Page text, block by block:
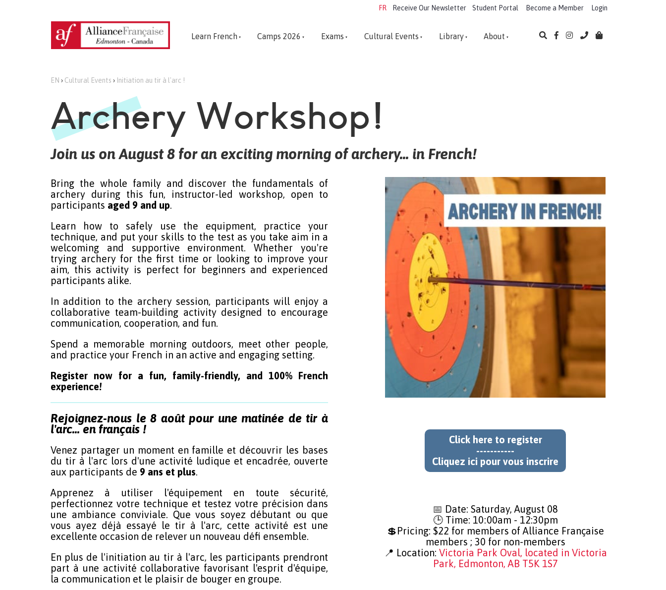
Login
Become a Member
FR Receive Our Newsletter Student Portal
Learn French Camps 2026 Exams Cultural Events Library About
EN › Cultural Events › Initiation au tir à l'arc !
Archery Workshop!
Join us on August 8 for an exciting morning of archery... in French!
Bring the whole family and discover the fundamentals of
archery during this fun, instructor-led workshop, open to
participants aged 9 and up.
Learn how to safely use the equipment, practice your
technique, and put your skills to the test as you take aim in a
welcoming and supportive environment. Whether you're
trying archery for the first time or looking to improve your
aim, this activity is perfect for beginners and experienced
participants alike.
In addition to the archery session, participants will enjoy a
collaborative team-building activity designed to encourage
communication, cooperation, and fun.
Spend a memorable morning outdoors, meet other people,
and practice your French in an active and engaging setting.
Register now for a fun, family-friendly, and 100% French
experience!
Rejoignez-nous le 8 août pour une matinée de tir à
l'arc… en français !
Venez partager un moment en famille et découvrir les bases
du tir à l'arc lors d'une activité ludique et encadrée, ouverte
aux participants de 9 ans et plus.
Apprenez à utiliser l'équipement en toute sécurité,
perfectionnez votre technique et testez votre précision dans
une ambiance conviviale. Que vous soyez débutant ou que
vous ayez déjà essayé le tir à l'arc, cette activité est une
excellente occasion de relever un nouveau défi ensemble.
En plus de l'initiation au tir à l'arc, les participants prendront
part à une activité collaborative favorisant l'esprit d'équipe,
la communication et le plaisir de bouger en groupe.
Click here to register
-----------
Cliquez ici pour vous inscrire
Click here to register -----------
Cliquez ici pour vous inscrire
📅 Date: Saturday, August 08
🕒 Time: 10:00am - 12:30pm
💲Pricing: $22 for members of Alliance Française
members ; 30 for non-members
📍 Location: Victoria Park Oval, located in Victoria
Park, Edmonton, AB T5K 1S7